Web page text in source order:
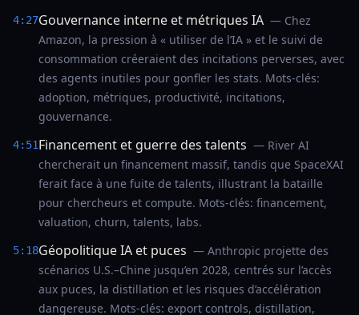
4:27Gouvernance interne et métriques IA — Chez
Amazon, la pression à « utiliser de l’IA » et le suivi de
consommation créeraient des incitations perverses, avec
des agents inutiles pour gonfler les stats. Mots‑clés:
adoption, métriques, productivité, incitations,
gouvernance.
4:51Financement et guerre des talents — River AI
chercherait un financement massif, tandis que SpaceXAI
ferait face à une fuite de talents, illustrant la bataille
pour chercheurs et compute. Mots‑clés: financement,
valuation, churn, talents, labs.
5:18Géopolitique IA et puces — Anthropic projette des
scénarios U.S.–Chine jusqu’en 2028, centrés sur l’accès
aux puces, la distillation et les risques d’accélération
dangereuse. Mots‑clés: export controls, distillation,